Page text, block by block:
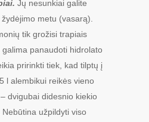
Jų nesunkiai galite
metu (vasarą).
tik grožisi trapiais
panaudoti hidrolato
pririnkti tiek, kad tilptų į
l alembikui reikės vieno
dvigubai didesnio kiekio
užpildyti viso